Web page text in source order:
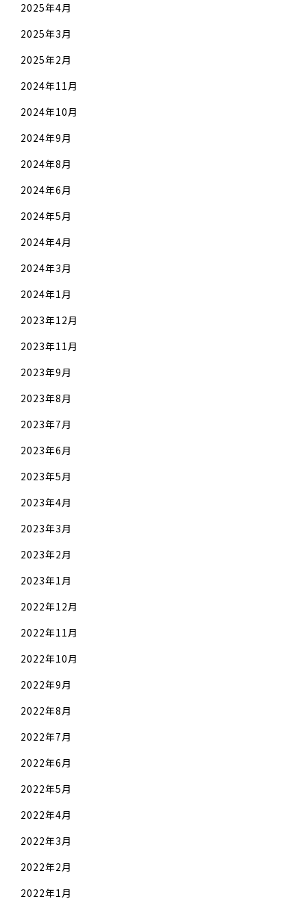
2025年4月
2025年3月
2025年2月
2024年11月
2024年10月
2024年9月
2024年8月
2024年6月
2024年5月
2024年4月
2024年3月
2024年1月
2023年12月
2023年11月
2023年9月
2023年8月
2023年7月
2023年6月
2023年5月
2023年4月
2023年3月
2023年2月
2023年1月
2022年12月
2022年11月
2022年10月
2022年9月
2022年8月
2022年7月
2022年6月
2022年5月
2022年4月
2022年3月
2022年2月
2022年1月